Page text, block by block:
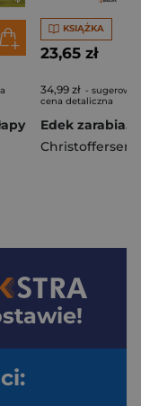
KSIĄŻKA
23,65 zł
34,99 zł -
cena detaliczna